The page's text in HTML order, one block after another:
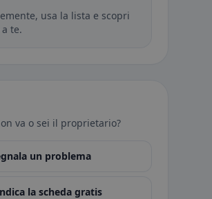
usa la lista e scopri
te.
va o sei il proprietario?
un problema
la scheda gratis